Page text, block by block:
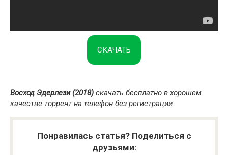
СКАЧАТЬ
Восход Эдерлези (2018) скачать бесплатно в хорошем
качестве торрент на телефон без регистрации.
Понравилась статья? Поделиться с
друзьями: